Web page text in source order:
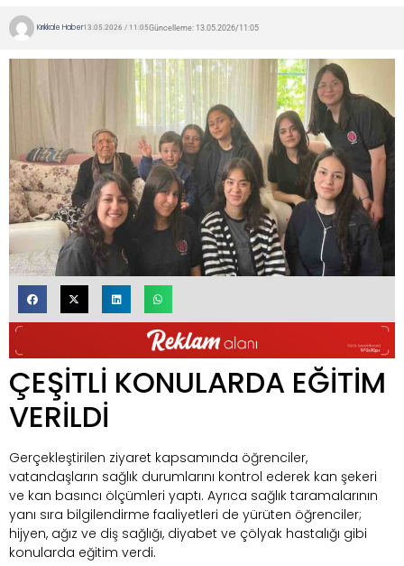
Kırıkkale Haber13.05.2026 / 11:05Güncelleme: 13.05.2026/11:05
ÇEŞİTLİ KONULARDA EĞİTİM
VERİLDİ
Gerçekleştirilen ziyaret kapsamında öğrenciler,
vatandaşların sağlık durumlarını kontrol ederek kan şekeri
ve kan basıncı ölçümleri yaptı. Ayrıca sağlık taramalarının
yanı sıra bilgilendirme faaliyetleri de yürüten öğrenciler;
hijyen, ağız ve diş sağlığı, diyabet ve çölyak hastalığı gibi
konularda eğitim verdi.